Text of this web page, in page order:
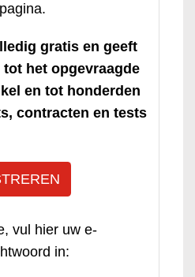
gratis en geeft
het opgevraagde
en tot honderden
contracten en tests
vul hier uw e-
in: